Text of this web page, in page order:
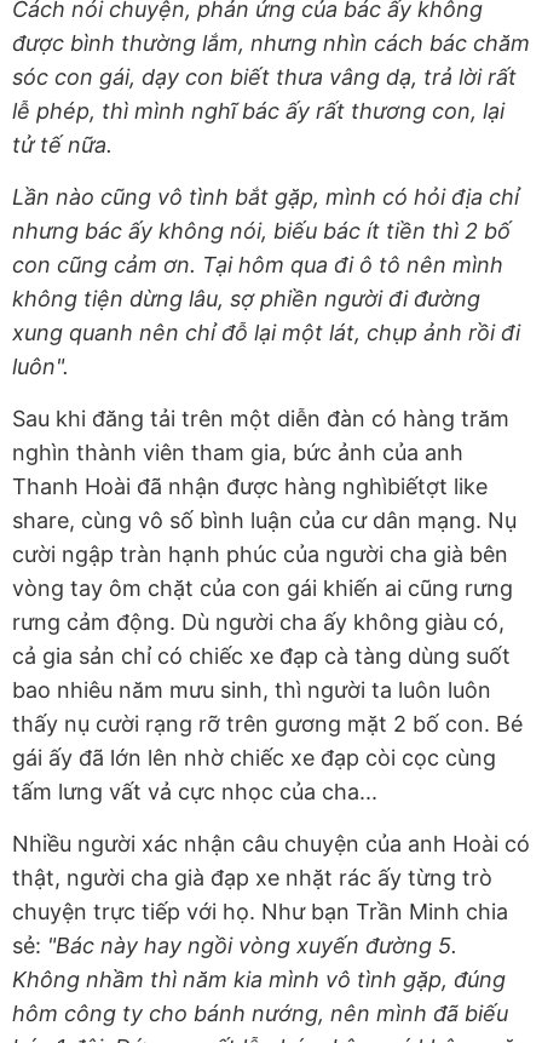
Cách nói chuyện, phản ứng của bác ấy không
được bình thường lắm, nhưng nhìn cách bác chăm
sóc con gái, dạy con biết thưa vâng dạ, trả lời rất
lễ phép, thì mình nghĩ bác ấy rất thương con, lại
tử tế nữa.
Lần nào cũng vô tình bắt gặp, mình có hỏi địa chỉ
nhưng bác ấy không nói, biếu bác ít tiền thì 2 bố
con cũng cảm ơn. Tại hôm qua đi ô tô nên mình
không tiện dừng lâu, sợ phiền người đi đường
xung quanh nên chỉ đỗ lại một lát, chụp ảnh rồi đi
luôn".
Sau khi đăng tải trên một diễn đàn có hàng trăm
nghìn thành viên tham gia, bức ảnh của anh
Thanh Hoài đã nhận được hàng nghìbiếtợt like
share, cùng vô số bình luận của cư dân mạng. Nụ
cười ngập tràn hạnh phúc của người cha già bên
vòng tay ôm chặt của con gái khiến ai cũng rưng
rưng cảm động. Dù người cha ấy không giàu có,
cả gia sản chỉ có chiếc xe đạp cà tàng dùng suốt
bao nhiêu năm mưu sinh, thì người ta luôn luôn
thấy nụ cười rạng rỡ trên gương mặt 2 bố con. Bé
gái ấy đã lớn lên nhờ chiếc xe đạp còi cọc cùng
tấm lưng vất vả cực nhọc của cha...
Nhiều người xác nhận câu chuyện của anh Hoài có
thật, người cha già đạp xe nhặt rác ấy từng trò
chuyện trực tiếp với họ. Như bạn Trần Minh chia
sẻ: "Bác này hay ngồi vòng xuyến đường 5.
Không nhầm thì năm kia mình vô tình gặp, đúng
hôm công ty cho bánh nướng, nên mình đã biếu